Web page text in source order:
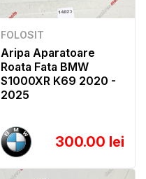
FOLOSIT
Aripa Aparatoare
Roata Fata BMW
S1000XR K69 2020 -
2025
300.00 lei